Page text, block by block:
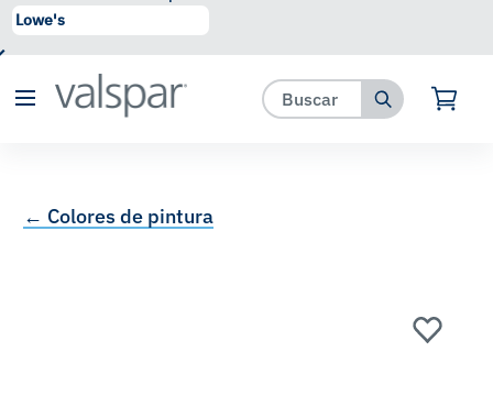
se ha agregado a favoritos.
← Colores de pintura